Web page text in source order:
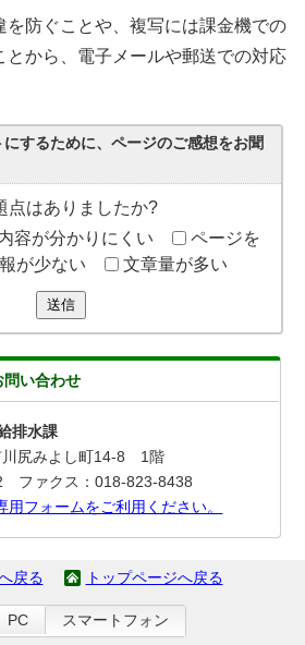
を防ぐことや、複写には課金機での
とから、電子メールや郵送での対応
するために、ページのご感想をお聞
点はありましたか?
容が分かりにくい
ページを
が少ない 文章量が多い
送信
問い合わせ
排水課
尻みよし町14-8 1階
ファクス：018-823-8438
用フォームをご利用ください。
戻る トップページへ戻る
PC スマートフォン